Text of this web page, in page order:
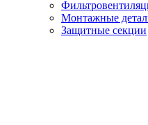
Монтажные
Защитные секции